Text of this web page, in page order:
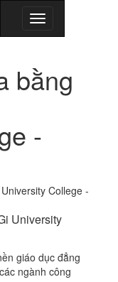
Toggle
navigation
bằng
-
University
giáo dục đẳng
ngành công